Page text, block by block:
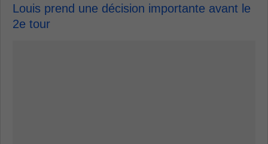
Louis prend une décision importante avant le
2e tour